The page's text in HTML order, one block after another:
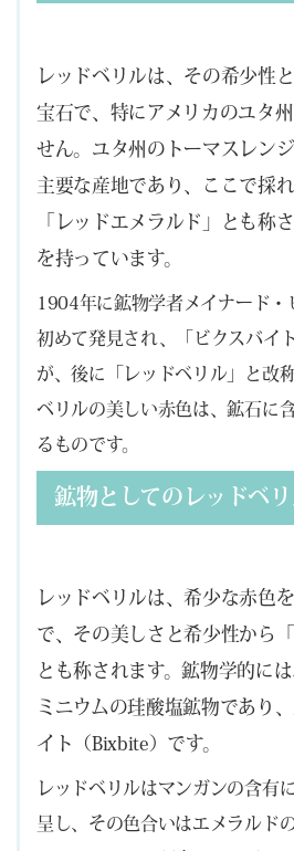
レッドベリルは、その希少性
宝石で、特にアメリカのユタ
せん。ユタ州のトーマスレン
主要な産地であり、ここで採
「レッドエメラルド」とも称
を持っています。
1904年に鉱物学者メイナード・
初めて発見され、「ビクスバイ
が、後に「レッドベリル」と改
ベリルの美しい赤色は、鉱石に
るものです。
鉱物としてのレッドベ
レッドベリルは、希少な赤色
で、その美しさと希少性から
とも称されます。鉱物学的に
ミニウムの珪酸塩鉱物であり
イト（Bixbite）です。
レッドベリルはマンガンの含有
呈し、その色合いはエメラルド